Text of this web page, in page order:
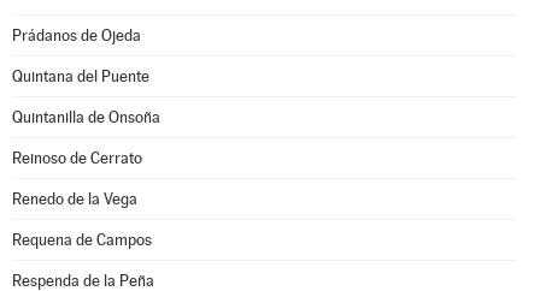
Prádanos de Ojeda
Quintana del Puente
Quintanilla de Onsoña
Reinoso de Cerrato
Renedo de la Vega
Requena de Campos
Respenda de la Peña